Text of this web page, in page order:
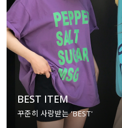
BEST ITEM
꾸준히 사랑받는 'BEST'